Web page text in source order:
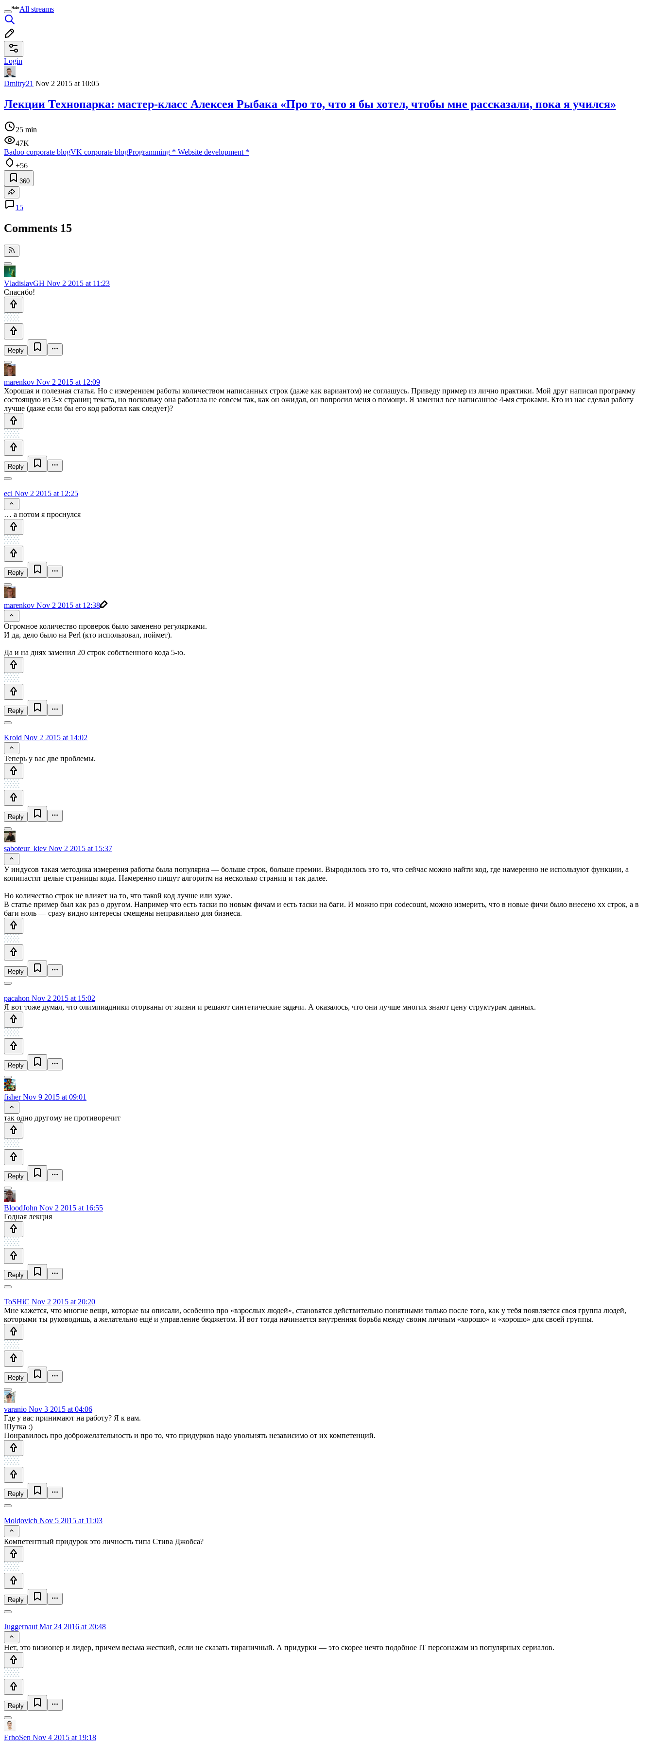
All streams
Login
Dmitry21 Nov 2 2015 at 10:05
Лекции Технопарка: мастер-класс Алексея Рыбака «Про то, что я бы хотел, чтобы мне рассказали, пока я учился»
25 min
47K
Badoo corporate blogVK corporate blogProgramming * Website development *
+56
360
15
Comments 15
VladislavGH Nov 2 2015 at 11:23
Спасибо!
Reply
marenkov Nov 2 2015 at 12:09
Хорошая и полезная статья. Но с измерением работы количеством написанных строк (даже как вариантом) не соглашусь. Приведу пример из лично практики. Мой друг написал программу
состоящую из 3-х страниц текста, но поскольку она работала не совсем так, как он ожидал, он попросил меня о помощи. Я заменил все написанное 4-мя строками. Кто из нас сделал работу
лучше (даже если бы его код работал как следует)?
Reply
ecl Nov 2 2015 at 12:25
… а потом я проснулся
Reply
marenkov Nov 2 2015 at 12:38
Огромное количество проверок было заменено регулярками.
И да, дело было на Perl (кто использовал, поймет).
Да и на днях заменил 20 строк собственного кода 5-ю.
Reply
Kroid Nov 2 2015 at 14:02
Теперь у вас две проблемы.
Reply
saboteur_kiev Nov 2 2015 at 15:37
У индусов такая методика измерения работы была популярна — больше строк, больше премии. Выродилось это то, что сейчас можно найти код, где намеренно не используют функции, а
копипастят целые страницы кода. Намеренно пишут алгоритм на несколько страниц и так далее.
Но количество строк не влияет на то, что такой код лучше или хуже.
В статье пример был как раз о другом. Например что есть таски по новым фичам и есть таски на баги. И можно при codecount, можно измерить, что в новые фичи было внесено xx строк, а в
баги ноль — сразу видно интересы смещены неправильно для бизнеса.
Reply
pacahon Nov 2 2015 at 15:02
Я вот тоже думал, что олимпиадники оторваны от жизни и решают синтетические задачи. А оказалось, что они лучше многих знают цену структурам данных.
Reply
fisherNov 9 2015 at 09:01
так одно другому не противоречит
Reply
BloodJohn Nov 2 2015 at 16:55
Годная лекция
Reply
ToSHiC Nov 2 2015 at 20:20
Мне кажется, что многие вещи, которые вы описали, особенно про «взрослых людей», становятся действительно понятными только после того, как у тебя появляется своя группа людей,
которыми ты руководишь, а желательно ещё и управление бюджетом. И вот тогда начинается внутренняя борьба между своим личным «хорошо» и «хорошо» для своей группы.
Reply
varanio Nov 3 2015 at 04:06
Где у вас принимают на работу? Я к вам.
Шутка :)
Понравилось про доброжелательность и про то, что придурков надо увольнять независимо от их компетенций.
Reply
Moldovich Nov 5 2015 at 11:03
Компетентный придурок это личность типа Стива Джобса?
Reply
Juggernaut Mar 24 2016 at 20:48
Нет, это визионер и лидер, причем весьма жесткий, если не сказать тираничный. А придурки — это скорее нечто подобное IT персонажам из популярных сериалов.
Reply
ErhoSen Nov 4 2015 at 19:18